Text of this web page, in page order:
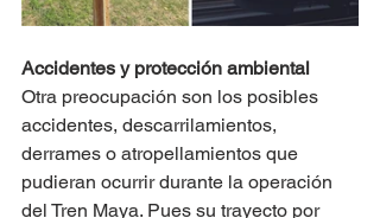
Accidentes y protección ambiental
Otra preocupación son los posibles
accidentes, descarrilamientos,
derrames o atropellamientos que
pudieran ocurrir durante la operación
del Tren Maya. Pues su trayecto por